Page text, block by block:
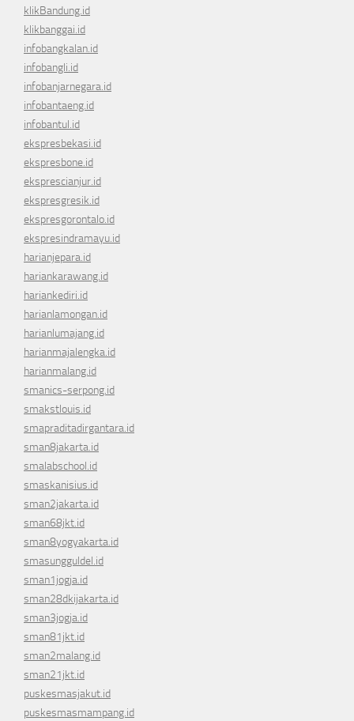
klikBandung.id
klikbanggai.id
infobangkalan.id
infobangli.id
infobanjarnegara.id
infobantaeng.id
infobantul.id
ekspresbekasi.id
ekspresbone.id
eksprescianjur.id
ekspresgresik.id
ekspresgorontalo.id
ekspresindramayu.id
harianjepara.id
hariankarawang.id
hariankediri.id
harianlamongan.id
harianlumajang.id
harianmajalengka.id
harianmalang.id
smanics-serpong.id
smakstlouis.id
smapraditadirgantara.id
sman8jakarta.id
smalabschool.id
smaskanisius.id
sman2jakarta.id
sman68jkt.id
sman8yogyakarta.id
smasungguldel.id
sman1jogja.id
sman28dkijakarta.id
sman3jogja.id
sman81jkt.id
sman2malang.id
sman21jkt.id
puskesmasjakut.id
puskesmasmampang.id